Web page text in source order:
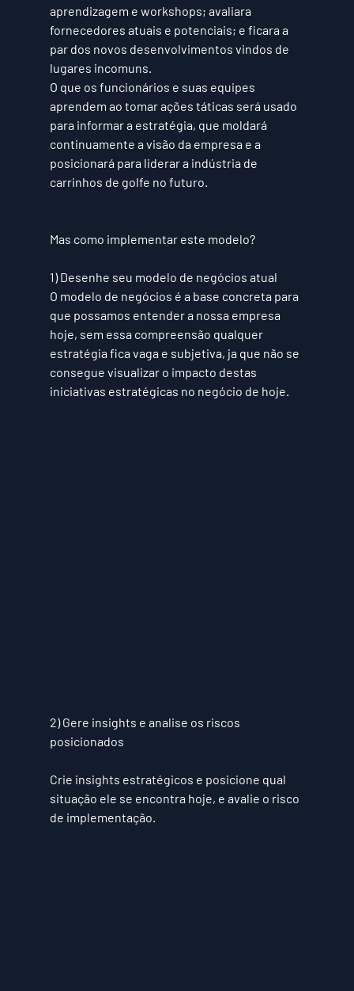
aprendizagem e workshops; avaliara
fornecedores atuais e potenciais; e ficara a
par dos novos desenvolvimentos vindos de
lugares incomuns.
O que os funcionários e suas equipes
aprendem ao tomar ações táticas será usado
para informar a estratégia, que moldará
continuamente a visão da empresa e a
posicionará para liderar a indústria de
carrinhos de golfe no futuro.
Mas como implementar este modelo?
1) Desenhe seu modelo de negócios atual
O modelo de negócios é a base concreta para
que possamos entender a nossa empresa
hoje, sem essa compreensão qualquer
estratégia fica vaga e subjetiva, ja que não se
consegue visualizar o impacto destas
iniciativas estratégicas no negócio de hoje.
2) Gere insights e analise os riscos
posicionados
Crie insights estratégicos e posicione qual
situação ele se encontra hoje, e avalie o risco
de implementação.